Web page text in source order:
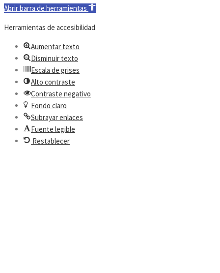
Abrir barra de herramientas
Herramientas de accesibilidad
Aumentar texto
Disminuir texto
Escala de grises
Alto contraste
Contraste negativo
Fondo claro
Subrayar enlaces
Fuente legible
Restablecer